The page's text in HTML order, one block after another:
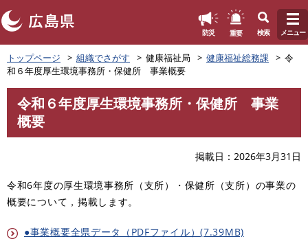
ペ
ー
ジ
の
で
防災 重要 検索 メニュー
トップページ 組織でさがす 健康福祉局 健康福祉総務課
令
和６年度厚生環境事務所・保健所 事業概要
令和６年度厚生環境事務所・保健所 事業
概要
掲載日 2026年3月31日
令和6年度の厚生環境事務所（支所）・保健所（支所）の事業の
概要について，掲載します。
●事業概要全県データ（PDFファイル）(7.39MB)